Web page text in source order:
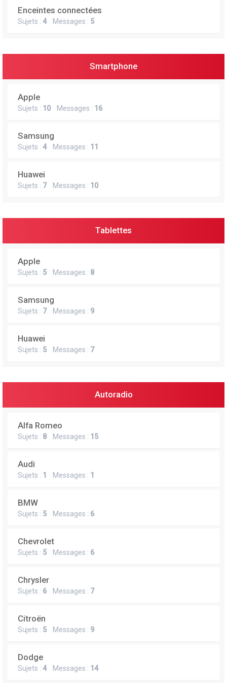
Enceintes connectées
Sujets : 4Messages : 5
Smartphone
Apple
Sujets : 10 Messages : 16
Samsung
Sujets : 4Messages : 11
Huawei
Sujets : 7Messages : 10
Tablettes
Apple
Sujets : 5 Messages : 8
Samsung
Sujets : 7Messages : 9
Huawei
Sujets : 5 Messages : 7
Autoradio
Alfa Romeo
Sujets : 8 Messages : 15
Audi
Sujets : 1 Messages : 1
BMW
Sujets : 5 Messages : 6
Chevrolet
Sujets : 5 Messages : 6
Chrysler
Sujets : 6 Messages : 7
Citroën
Sujets : 5 Messages : 9
Dodge
Sujets : 4Messages : 14